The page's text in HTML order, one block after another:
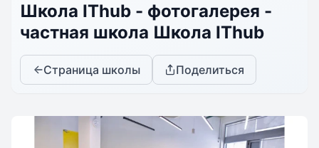
Школа IThub - фотогалерея -
частная школа Школа IThub
Страница школы Поделиться